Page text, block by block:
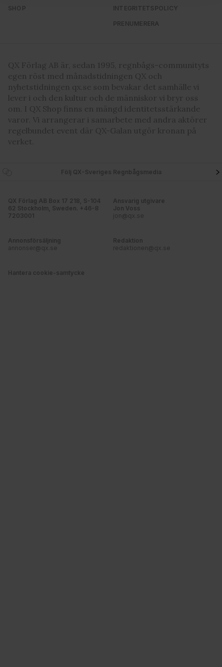
vidarebefordrar även sådana identifierare och annan
information från din enhet till de sociala medier och
information som du har tillhandahållit eller som de har
samlat in när du har använt deras tjänster. Du godkänner
våra cookies vid fortsatt användande av vår webbplats.
SHOP INTEGRITETSPOLICY
PRENUMERERA
QX Förlag AB är, sedan 1995, regnbågs-communityts
egen röst med månadstidningen QX och
nyhetstidningen qx.se som bevakar det samhälle vi
lever i och den kultur och de människor vi bryr oss
om. I QX Shop finns en mängd identitetsstärkande
varor. Vi arrangerar i samarbete med andra aktörer
regelbundet event där QX-Galan utgör kronan på
verket.
Följ QX-Sveriges Regnbågsmedia
QX Förlag AB Box 17 218, S-104
62 Stockholm, Sweden. +46-8
7203001
Ansvarig utgivare
Jon Voss
jon@qx.se
Annonsförsäljning
annonser@qx.se
Redaktion
redaktionen@qx.se
Hantera cookie-samtycke